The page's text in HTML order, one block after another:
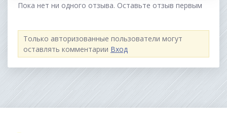
Пока нет ни одного отзыва. Оставьте отзыв первым
Только авторизованные пользователи могут
оставлять комментарии Вход